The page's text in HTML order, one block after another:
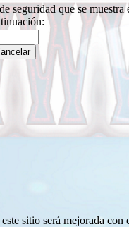
seguridad que se muestra
sitio será mejorada con